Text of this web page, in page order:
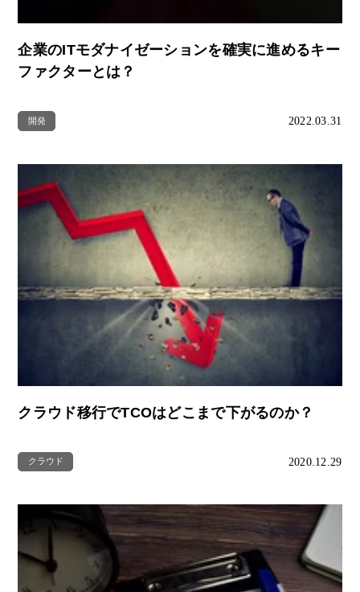
企業のITモダナイゼーションを確実に進めるキー
ファクターとは？
開発 2022.03.31
クラウド移行でTCOはどこまで下がるのか？
クラウド 2020.12.29